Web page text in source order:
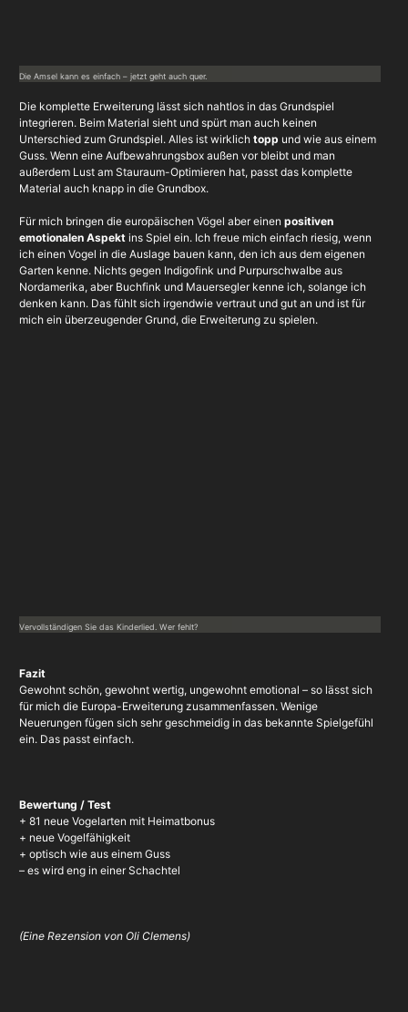
Die Amsel kann es einfach – jetzt geht auch quer.
Die komplette Erweiterung lässt sich nahtlos in das Grundspiel
integrieren. Beim Material sieht und spürt man auch keinen
Unterschied zum Grundspiel. Alles ist wirklich topp und wie aus einem
Guss. Wenn eine Aufbewahrungsbox außen vor bleibt und man
außerdem Lust am Stauraum-Optimieren hat, passt das komplette
Material auch knapp in die Grundbox.
Für mich bringen die europäischen Vögel aber einen positiven
emotionalen Aspektins Spiel ein. Ich freue mich einfach riesig, wenn
ich einen Vogel in die Auslage bauen kann, den ich aus dem eigenen
Garten kenne. Nichts gegen Indigofink und Purpurschwalbe aus
Nordamerika, aber Buchfink und Mauersegler kenne ich, solange ich
denken kann. Das fühlt sich irgendwie vertraut und gut an und ist für
mich ein überzeugender Grund, die Erweiterung zu spielen.
Vervollständigen Sie das Kinderlied. Wer fehlt?
Fazit
Gewohnt schön, gewohnt wertig, ungewohnt emotional – so lässt sich
für mich die Europa-Erweiterung zusammenfassen. Wenige
Neuerungen fügen sich sehr geschmeidig in das bekannte Spielgefühl
ein. Das passt einfach.
Bewertung / Test
+ 81 neue Vogelarten mit Heimatbonus
+ neue Vogelfähigkeit
+ optisch wie aus einem Guss
– es wird eng in einer Schachtel
(Eine Rezension von Oli Clemens)